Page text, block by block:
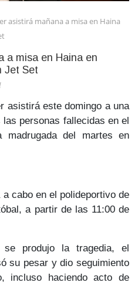
asistirá mañana a misa en Haina
a misa en Haina en
Jet Set
asistirá este domingo a una
las personas fallecidas en el
madrugada del martes en
cabo en el polideportivo de
, a partir de las 11:00 de
produjo la tragedia,
el
su pesar y dio seguimiento
incluso haciendo acto de